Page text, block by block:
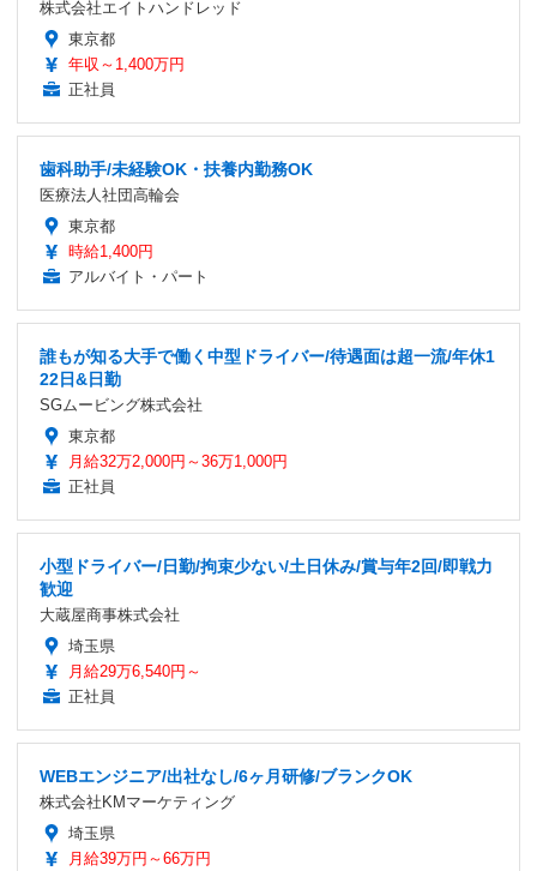
株式会社エイトハンドレッド
東京都
年収～1,400万円
正社員
歯科助手/未経験OK・扶養内勤務OK
医療法人社団高輪会
東京都
時給1,400円
アルバイト・パート
誰もが知る大手で働く中型ドライバー/待遇面は超一流/年休1
22日&日勤
SGムービング株式会社
東京都
月給32万2,000円～36万1,000円
正社員
小型ドライバー/日勤/拘束少ない/土日休み/賞与年2回/即戦力
歓迎
大蔵屋商事株式会社
埼玉県
月給29万6,540円～
正社員
WEBエンジニア/出社なし/6ヶ月研修/ブランクOK
株式会社KMマーケティング
埼玉県
月給39万円～66万円